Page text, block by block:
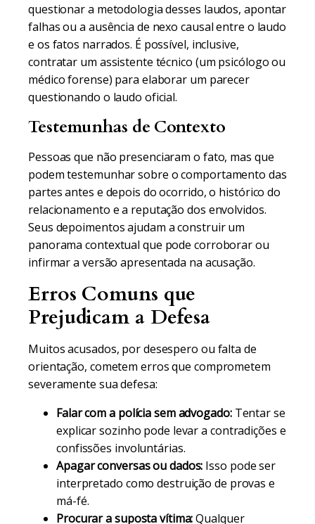
questionar a metodologia desses laudos, apontar
falhas ou a ausência de nexo causal entre o laudo
e os fatos narrados. É possível, inclusive,
contratar um assistente técnico (um psicólogo ou
médico forense) para elaborar um parecer
questionando o laudo oficial.
Testemunhas de Contexto
Pessoas que não presenciaram o fato, mas que
podem testemunhar sobre o comportamento das
partes antes e depois do ocorrido, o histórico do
relacionamento e a reputação dos envolvidos.
Seus depoimentos ajudam a construir um
panorama contextual que pode corroborar ou
infirmar a versão apresentada na acusação.
Erros Comuns que
Prejudicam a Defesa
Muitos acusados, por desespero ou falta de
orientação, cometem erros que comprometem
severamente sua defesa:
Falar com a polícia sem advogado:Tentar se
explicar sozinho pode levar a contradições e
confissões involuntárias.
Apagar conversas ou dados: Isso pode ser
interpretado como destruição de provas e
má-fé.
Procurar a suposta vítima:Qualquer